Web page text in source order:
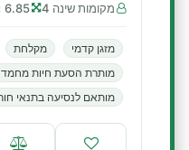
מקומות שינה 4 6.85 × 2.26 m
מזגן קדמי מקלחת
מותרת הסעת חיות מחמד
מותאם לנסיעה בתנאי